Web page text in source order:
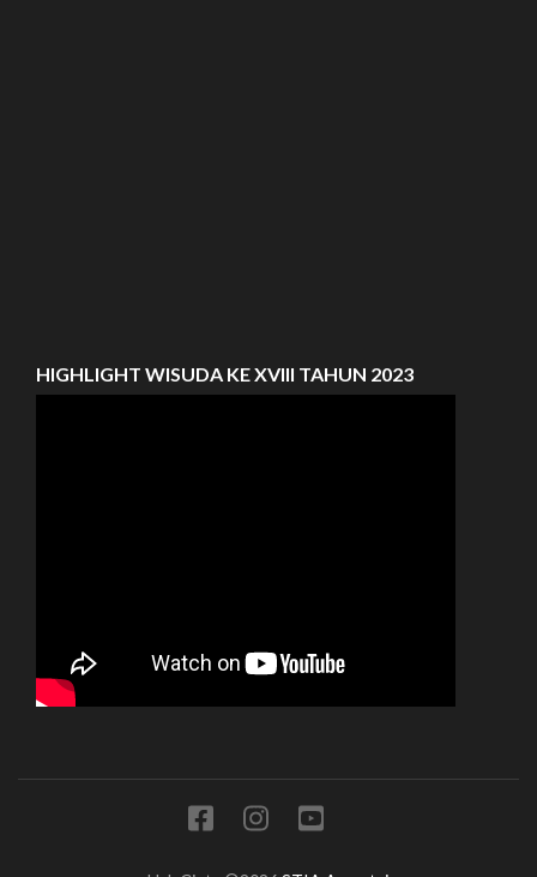
HIGHLIGHT WISUDA KE XVIII TAHUN 2023